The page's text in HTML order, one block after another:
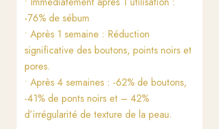
-76% de sébum
• Après 1 semaine : Réduction
significative des boutons, points noirs et
pores.
• Après 4 semaines : -62% de boutons,
-41% de ponts noirs et – 42%
d’irrégularité de texture de la peau.